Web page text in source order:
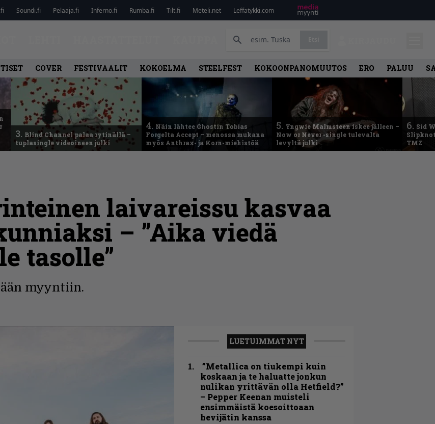
Soundi.fi Pelaaja.fi Inferno.fi Rumba.fi Tilt.fi Meteli.net Leffatykki.com
COVER FESTIVAALIT KOKOELMA STEELFEST KOKOONPANOMUUTOS ERO PALUU
3. Blind Channel palaa rytinällä –
tuplasingle videoineen julki
4. Näin lähtee Ghostin Tobias
Forgelta Accept – menossa mukana
myös Anthrax- ja Korn-miehistöä
5. Yngwie Malmsteen iskee jälleen –
Now or Never -single tulevalta
levyltä julki
6. Sid
TMZ
laivareissu kasvaa
– ”Aika viedä
tasolle”
myyntiin.
LUETUIMMAT NYT
”Metallica on tiukempi kuin
koskaan ja te haluatte jonkun
nulikan yrittävän olla Hetfield?”
– Pepper Keenan muisteli
ensimmäistä koesoittoaan
hevijätin kanssa